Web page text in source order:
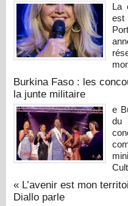
La
Burkina Faso : les
la junte militaire
e
du
« L’avenir est mon
Diallo parle